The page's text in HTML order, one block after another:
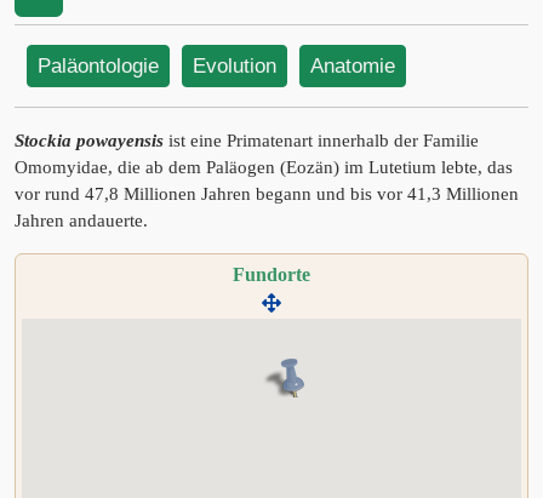
Paläontologie Evolution Anatomie
Stockia powayensis ist eine Primatenart innerhalb der Familie
Omomyidae, die ab dem Paläogen (Eozän) im Lutetium lebte, das
vor rund 47,8 Millionen Jahren begann und bis vor 41,3 Millionen
Jahren andauerte.
Fundorte